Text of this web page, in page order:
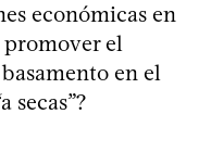
económicas en
promover el
en el
secas”?